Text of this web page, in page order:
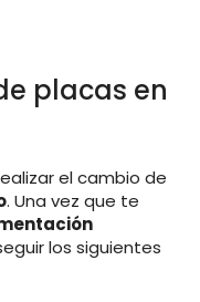
placas en
el cambio de
. Una vez que te
los siguientes